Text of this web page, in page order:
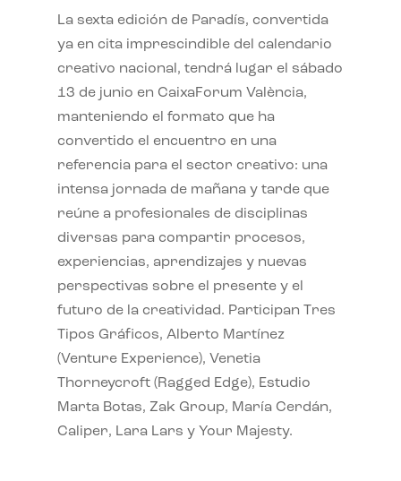
La sexta edición de Paradís, convertida
ya en cita imprescindible del calendario
creativo nacional, tendrá lugar el sábado
13 de junio en CaixaForum València,
manteniendo el formato que ha
convertido el encuentro en una
referencia para el sector creativo: una
intensa jornada de mañana y tarde que
reúne a profesionales de disciplinas
diversas para compartir procesos,
experiencias, aprendizajes y nuevas
perspectivas sobre el presente y el
futuro de la creatividad. Participan Tres
Tipos Gráficos, Alberto Martínez
(Venture Experience), Venetia
Thorneycroft (Ragged Edge), Estudio
Marta Botas, Zak Group, María Cerdán,
Caliper, Lara Lars y Your Majesty.